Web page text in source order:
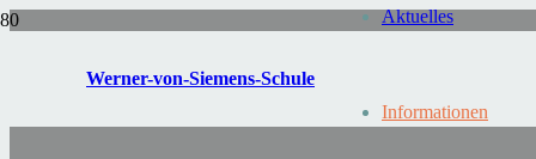
Werner-von-Siemens-Schule
Aktuelles
Informationen